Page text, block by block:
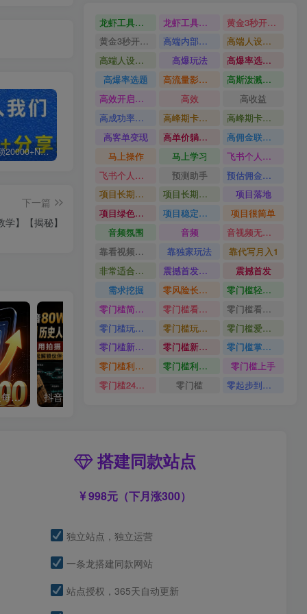
白菜价解锁20000+N个赚钱机会，加入轻创终点站会员，全站资源免费学习。
下一篇
】【揭秘】
单身小众交友赛道，一个人每天轻松到手1000+，落地快、见效稳【揭秘】
龙虾工具完整部署教学图文视频理财多赛道AI变现 龙虾工具完整部署教学
黄金3秒开头与标题海报玩法六大运营硬核技能高效变现
黄金3秒开头与标题海报玩法
高端内部魔灵召唤挂G打金
高端人设搭建积累客户信任图文剪辑谈单转化实操教学
高端人设搭建积累客户信任
高爆玩法
高爆率选题方法
高爆率选题
高流量影视片
高斯泼溅与游戏化交互课程
高效开启跨境賺钱新通道
高效
高收益
高成功率爆款全流程打法
高峰期卡顿利润被抽干私域直播核心痛点解析
高峰期卡顿利润被抽干
高客单变现
高单价躺賺玩法
高佣金联盟课
马上操作
马上学习
飞书个人版100G注册教程无需额外扩容
飞书个人版100G注册教程
预测助手
预估佣金有2200
项目长期稳定宝妈上班族既能兼职增收
项目长期稳定
项目落地
项目绿色长久
项目稳定落地两年以上
项目很简单
音频氛围
音频
音视频无损切割剪辑神器
靠看视频就能在YouTube上賺到钱
靠独家玩法
靠代写月入1
非常适合小白快速上手
震撼首发小白利用电脑做游戏搬砖
震撼首发
需求挖掘
零风险长期做
零门槛轻资产创业
零门槛简单易上手
零门槛看完就能上手只需一部手机轻松日收30
零门槛看完就能上手
零门槛玩转伙伴计划与精选独家单日稳定收益1k
零门槛玩转伙伴计划与精选独家
零门槛爱奇艺变现冷门赛道
零门槛新手快速入门闲鱼电商日赚百元新手必看教程
零门槛新手快速入门闲鱼电商日赚百元
零门槛掌握汽车赛道变现玩法
零门槛利用AI只需几分钟轻松做出带货短视频
零门槛利用AI
零门槛上手
零门槛24小时无人值守被动创收项目
零门槛 零起步到独立实操
搭建同款站点
998元（下月涨300）
独立站点，独立运营
一条龙搭建同款网站
站点授权，365天自动更新